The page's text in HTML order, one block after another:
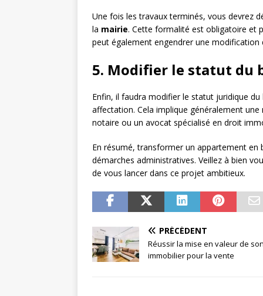
Une fois les travaux terminés, vous devrez
la mairie. Cette formalité est obligatoire et
peut également engendrer une modification
5. Modifier le statut du
Enfin, il faudra modifier le statut juridique
affectation. Cela implique généralement
notaire ou un avocat spécialisé en droit
En résumé, transformer un appartement en
démarches administratives. Veillez à bien
de vous lancer dans ce projet ambitieux.
PRÉCÉDENT
Réussir la mise en valeur de
immobilier pour la vente